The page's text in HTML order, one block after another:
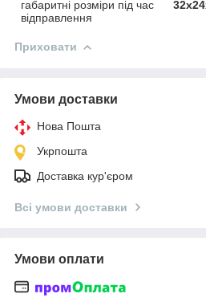
габаритні розміри під час
відправлення
Приховати
Умови доставки
Нова Пошта
Укрпошта
Доставка кур'єром
Всі умови доставки
Умови оплати